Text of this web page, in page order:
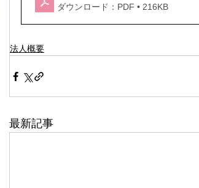
ダウンロード：PDF • 216KB
法人概要
最新記事